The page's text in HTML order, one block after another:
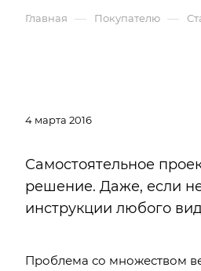
Главная — Покупателю —
4 марта 2016
Самостоятельное
решение. Даже, если
инструкции любого
Проблема со множеством